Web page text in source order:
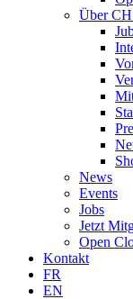
Über
News
Events
Jobs
Jetzt
Open
Kontakt
FR
EN